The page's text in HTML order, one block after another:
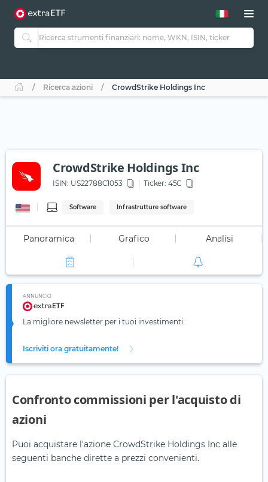
Ricerca azioni CrowdStrike Holdings Inc
CrowdStrike Holdings Inc
ISIN: US22788C1053 Ticker: 45C
Software Infrastrutture software
Panoramica Grafico Analisi
ANNUNCIO
La migliore newsletter per i tuoi investimenti.
Iscriviti ora gratuitamente!
Confronto commissioni per l'acquisto di
azioni
Puoi acquistare l'azione CrowdStrike Holdings Inc alle
seguenti banche dirette a prezzi convenienti.